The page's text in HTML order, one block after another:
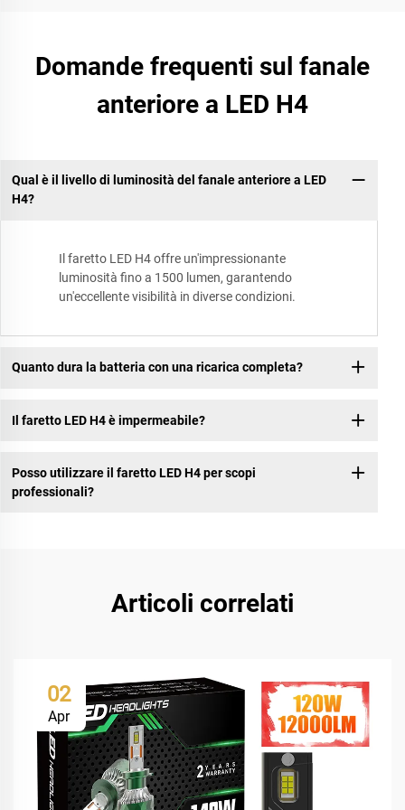
Domande frequenti sul fanale
anteriore a LED H4
Qual è il livello di luminosità del fanale anteriore a LED
H4?
Il faretto LED H4 offre un'impressionante
luminosità fino a 1500 lumen, garantendo
un'eccellente visibilità in diverse condizioni.
Quanto dura la batteria con una ricarica completa?
Il faretto LED H4 è impermeabile?
Posso utilizzare il faretto LED H4 per scopi
professionali?
Articoli correlati
02
Apr